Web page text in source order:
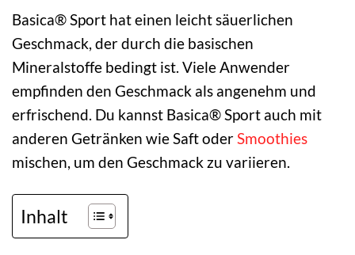
Basica® Sport hat einen leicht säuerlichen
Geschmack, der durch die basischen
Mineralstoffe bedingt ist. Viele Anwender
empfinden den Geschmack als angenehm und
erfrischend. Du kannst Basica® Sport auch mit
anderen Getränken wie Saft oderSmoothies
mischen, um den Geschmack zu variieren.
Inhalt